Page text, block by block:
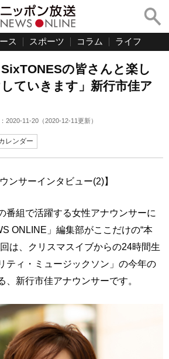
ス スポーツ コラム ライフ
の皆さんと楽し
ていきます」新行市佳ア
2020-11-20 （2020-12-11更新）
レンダー
ンサーインタビュー(2)】
番組で活躍する女性アナウンサーに
ONLINE」編集部がここだけの“本
は、クリスマスイブからの24時間生
ティ・ミュージックソン」の今年の
、新行市佳アナウンサーです。